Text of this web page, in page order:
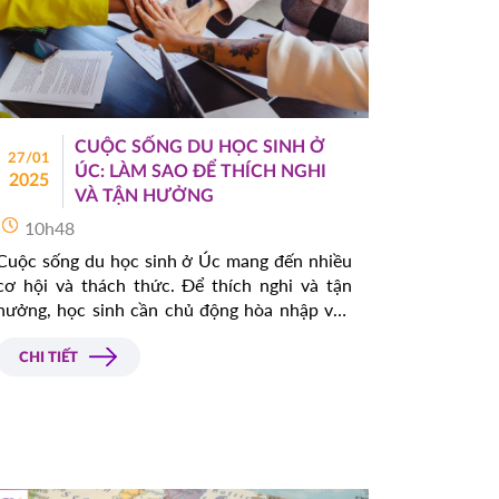
27/01
2025
CUỘC SỐNG DU HỌC SINH Ở
ÚC: LÀM SAO ĐỂ THÍCH NGHI
VÀ TẬN HƯỞNG
10h48
sống du học sinh ở Úc mang đến nhiều
hội và thách thức. Để thích nghi và tận
học sinh cần chủ động hòa nhập văn
dịch vụ hỗ trợ. Bài viết này sẽ cung cấp
CHI TIẾT